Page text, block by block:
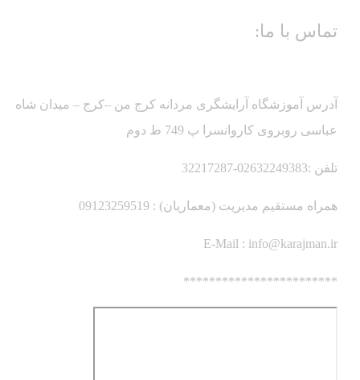
تماس با ما:
آدرس آموزشگاه آرایشگری مردانه کرج من –کرج – میدان شاه
عباسی روبروی کاروانسرا پ 749 ط دوم
تلفن :02632249383-32217287
همراه مستقیم مدیریت (معماریان) : 09123259519
E-Mail : info@karajman.ir
************************